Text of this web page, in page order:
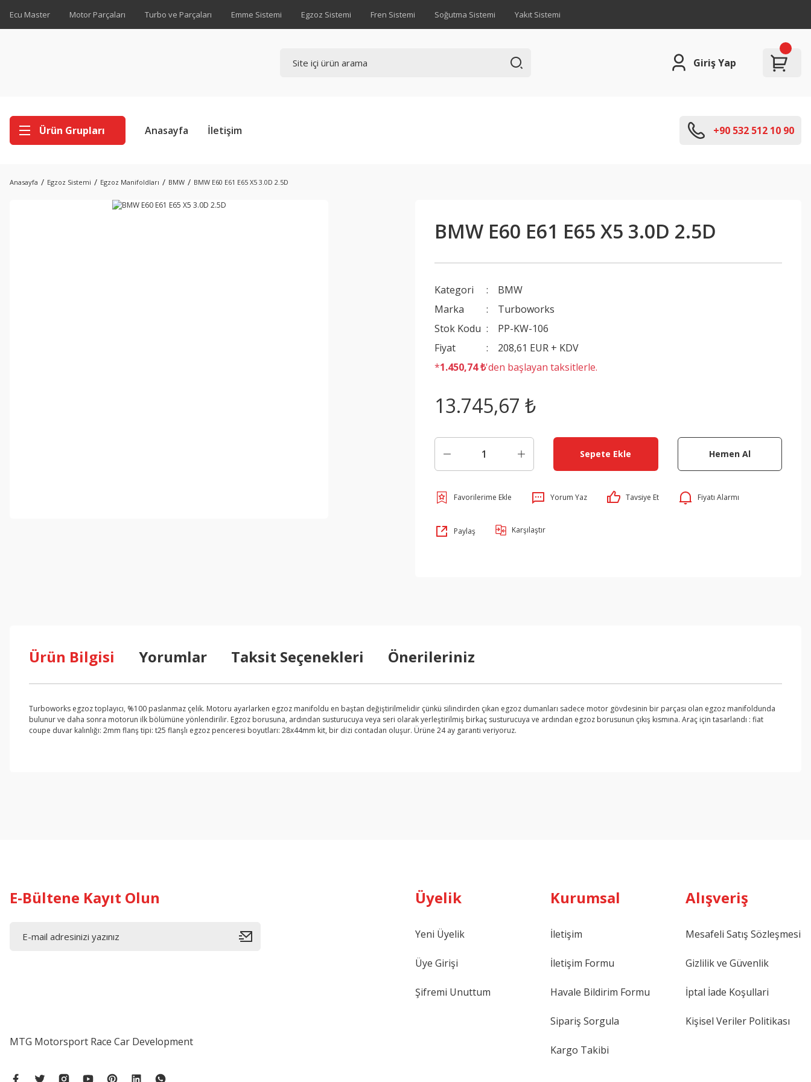
Ecu Master Motor Parçaları Turbo ve Parçaları Emme Sistemi Egzoz Sistemi Fren Sistemi Soğutma Sistemi Yakıt Sistemi
Giriş Yap
Ürün Grupları Anasayfa İletişim +90 532 512 10 90
Anasayfa Egzoz Sistemi Egzoz Manifoldları BMW BMW E60 E61 E65 X5 3.0D 2.5D
BMW E60 E61 E65 X5 3.0D 2.5D
Kategori
BMW
Marka
Turboworks
Stok Kodu
PP-KW-106
Fiyat
208,61 EUR + KDV
*1.450,74 ₺'den başlayan taksitlerle.
13.745,67 ₺
Sepete Ekle Hemen Al
Yorum Yaz Tavsiye Et Fiyatı Alarmı
Paylaş Karşılaştır
Ürün Bilgisi Yorumlar Taksit Seçenekleri Önerileriniz
Turboworks egzoz toplayıcı, %100 paslanmaz çelik. Motoru ayarlarken egzoz manifoldu en baştan değiştirilmelidir çünkü silindirden çıkan egzoz dumanları sadece motor gövdesinin bir parçası olan egzoz manifoldunda
bulunur ve daha sonra motorun ilk bölümüne yönlendirilir. Egzoz borusuna, ardından susturucuya veya seri olarak yerleştirilmiş birkaç susturucuya ve ardından egzoz borusunun çıkış kısmına. Araç için tasarlandı : fiat
coupe duvar kalınlığı: 2mm flanş tipi: t25 flanşlı egzoz penceresi boyutları: 28x44mm kit, bir dizi contadan oluşur. Ürüne 24 ay garanti veriyoruz.
E-Bültene Kayıt Olun
MTG Motorsport Race Car Development
Üyelik
Yeni Üyelik
Üye Girişi
Şifremi Unuttum
Kurumsal
İletişim
İletişim Formu
Havale Bildirim Formu
Sipariş Sorgula
Kargo Takibi
Alışveriş
Mesafeli Satış Sözleşmesi
Gizlilik ve Güvenlik
İptal İade Koşullari
Kişisel Veriler Politikası